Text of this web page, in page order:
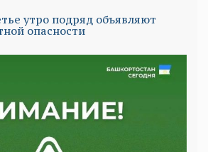
утро подряд объявляют
опасности